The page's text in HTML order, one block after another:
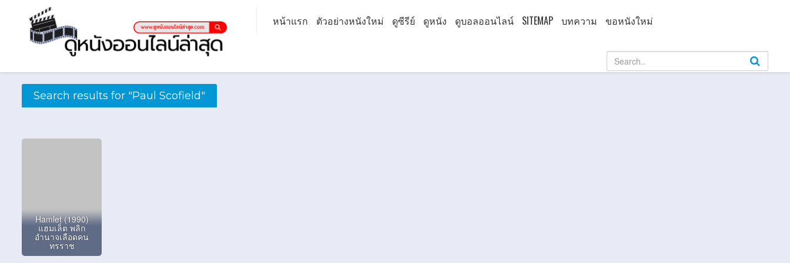
หน้าแรก ตัวอย่างหนังใหม่ ดูซีรีย์ ดูหนัง ดูบอลออนไลน์ SITEMAP บทความ ขอหนังใหม่
Search results for "Paul Scofield"
Hamlet (1990)
แฮมเล็ต พลิก
อำนาจเลือดคน
ทรราช